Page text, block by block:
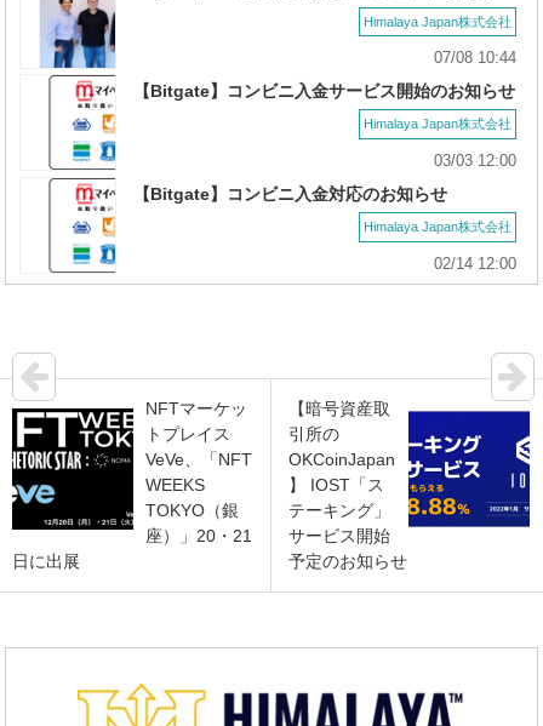
Himalaya Japan株式会社
07/08 10:44
【Bitgate】コンビニ入金サービス開始のお知らせ
Himalaya Japan株式会社
03/03 12:00
【Bitgate】コンビニ入金対応のお知らせ
Himalaya Japan株式会社
02/14 12:00
NFTマーケッ
トプレイス
VeVe、「NFT
WEEKS
TOKYO（銀
座）」20・21
日に出展
【暗号資産取
引所の
OKCoinJapan
】 IOST「ス
テーキング」
サービス開始
予定のお知らせ